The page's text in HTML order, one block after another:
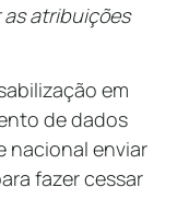
atribuições
em
de dados
nacional enviar
fazer cessar